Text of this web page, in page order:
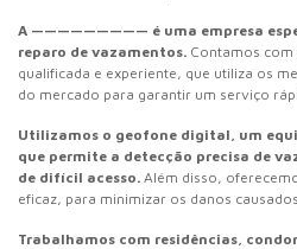
A ————————— é uma empresa
reparo de vazamentos. Contamos
qualificada e experiente, que utiliza os
do mercado para garantir um serviço
Utilizamos o geofone digital, um
que permite a detecção precisa de
de difícil acesso. Além disso,
eficaz, para minimizar os danos
Trabalhamos com residências,